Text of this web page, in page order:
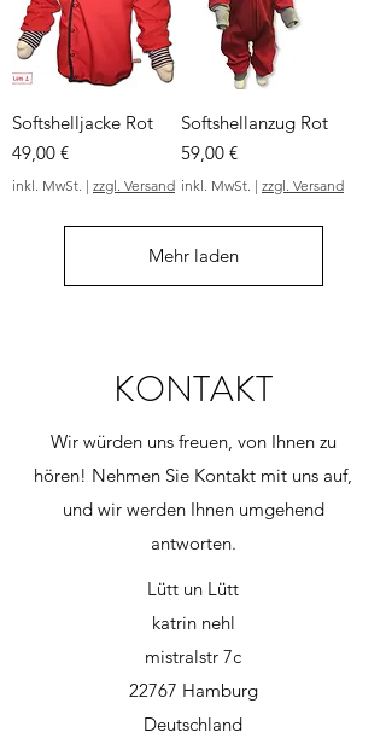
Softshelljacke Rot
Preis
49,00 €
inkl. MwSt. | zzgl. Versand
Softshellanzug Rot
Preis
59,00 €
inkl. MwSt. | zzgl. Versand
Mehr laden
KONTAKT
Wir würden uns freuen, von Ihnen zu
hören! Nehmen Sie Kontakt mit uns auf,
und wir werden Ihnen umgehend
antworten.
Lütt un Lütt
katrin nehl
mistralstr 7c
22767 Hamburg
Deutschland